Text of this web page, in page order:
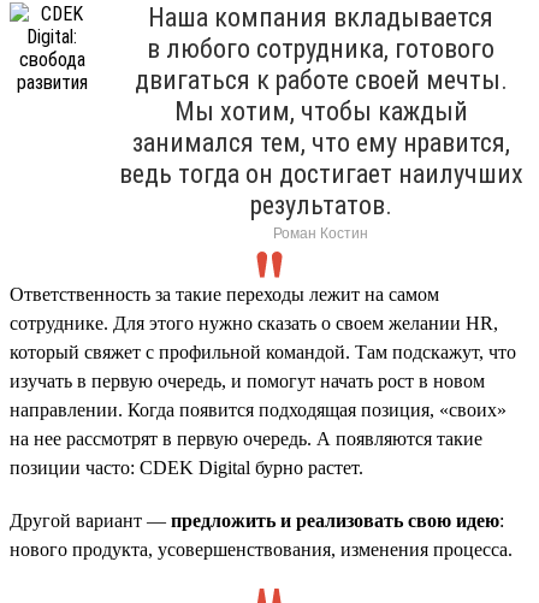
Наша компания вкладывается
в любого сотрудника, готового
двигаться к работе своей мечты.
Мы хотим, чтобы каждый
занимался тем, что ему нравится,
ведь тогда он достигает наилучших
результатов.
Роман Костин
Ответственность за такие переходы лежит на самом
сотруднике. Для этого нужно сказать о своем желании HR,
который свяжет с профильной командой. Там подскажут, что
изучать в первую очередь, и помогут начать рост в новом
направлении. Когда появится подходящая позиция, «своих»
на нее рассмотрят в первую очередь. А появляются такие
позиции часто: CDEK Digital бурно растет.
Другой вариант — предложить и реализовать свою идею:
нового продукта, усовершенствования, изменения процесса.